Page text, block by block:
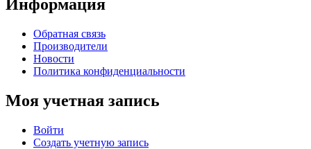
Информация
Обратная связь
Производители
Новости
Политика конфиденциальности
Моя учетная запись
Войти
Создать учетную запись